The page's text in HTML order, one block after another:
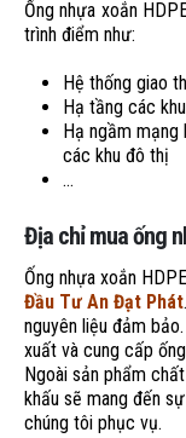
Ống nhựa xoắn
trình điểm như:
Hệ thống giao
Hạ tầng các
Hạ ngầm mạng
các khu đô thị
…
Địa chỉ mua ống
Ống nhựa xoắn
Đầu Tư An Đạt Phát
nguyên liệu đảm
xuất và cung cấp
Ngoài sản phẩm
khấu sẽ mang đến
chúng tôi phục vụ.